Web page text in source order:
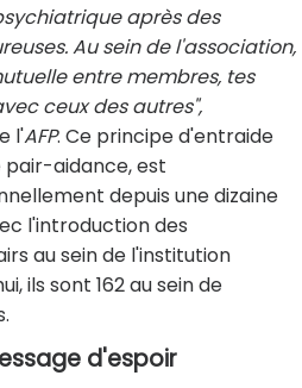
après des
Au sein de l'association,
entre membres, tes
ceux des autres",
l'AFP. Ce principe d'entraide
aidance, est
depuis une dizaine
l'introduction des
au sein de l'institution
ils sont 162 au sein de
d'espoir